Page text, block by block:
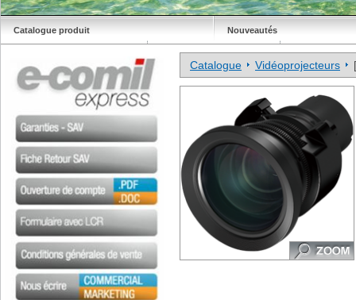
Catalogue produit Nouveautés
Site Comil
Catalogue Vidéoprojecteurs